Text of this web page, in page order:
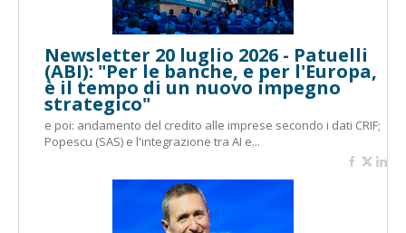
Newsletter 20 luglio 2026 - Patuelli
(ABI): "Per le banche, e per l'Europa,
è il tempo di un nuovo impegno
strategico"
e poi: andamento del credito alle imprese secondo i dati CRIF;
Popescu (SAS) e l'integrazione tra AI e...